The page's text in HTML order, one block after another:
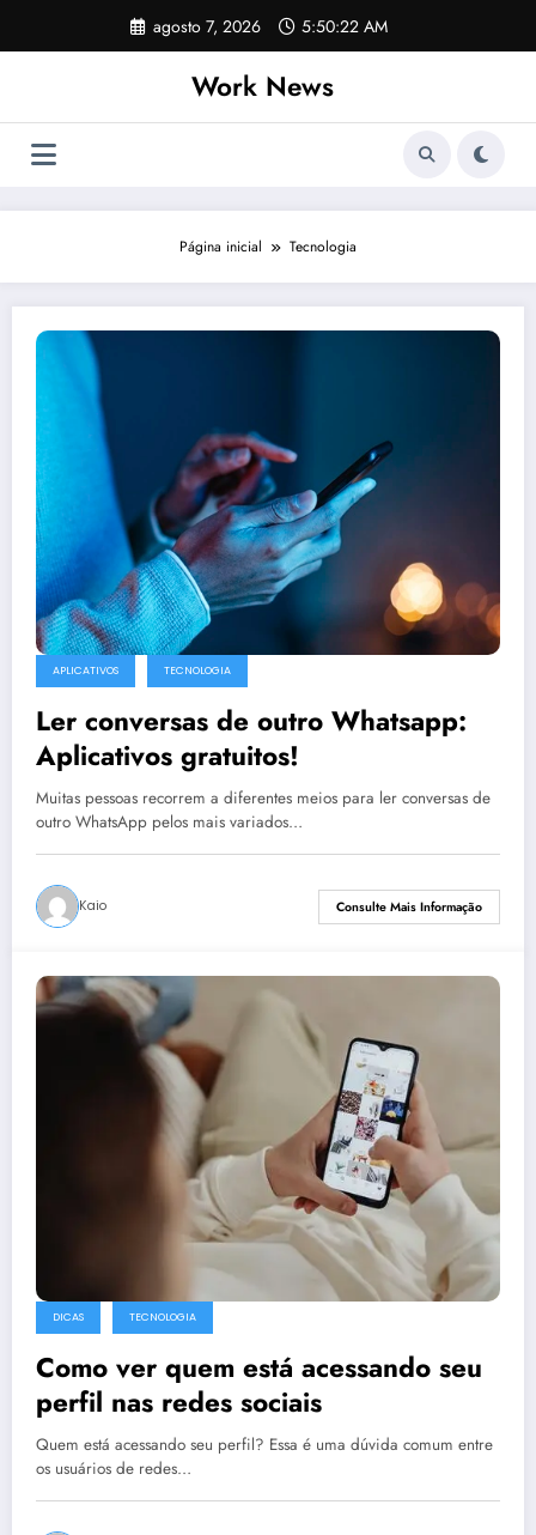
o
agosto 7, 2026 5:50:22 AM
Work News
Página inicial Tecnologia
APLICATIVOS TECNOLOGIA
Ler conversas de outro Whatsapp:
Aplicativos gratuitos!
Muitas pessoas recorrem a diferentes meios para ler conversas de
outro WhatsApp pelos mais variados…
Kaio Consulte Mais Informação
DICAS TECNOLOGIA
Como ver quem está acessando seu
perfil nas redes sociais
Quem está acessando seu perfil? Essa é uma dúvida comum entre
os usuários de redes…